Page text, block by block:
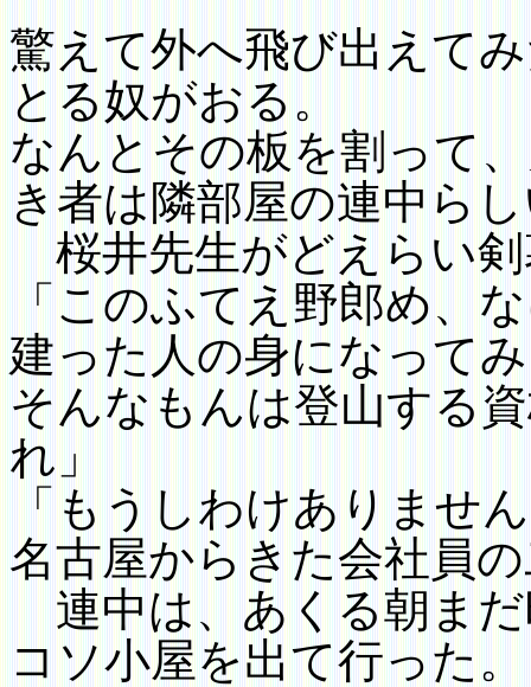
驚えて外へ飛び出えて
とる奴がおる。
なんとその板を割って、
き者は隣部屋の連中ら
桜井先生がどえらい
「このふてえ野郎め、
建った人の身になって
そんなもんは登山する
れ」
「もうしわけありませ
名古屋からきた会社員
連中は、あくる朝ま
コソ小屋を出て行った。